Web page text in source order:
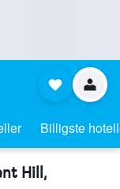
Billigste
Hill,